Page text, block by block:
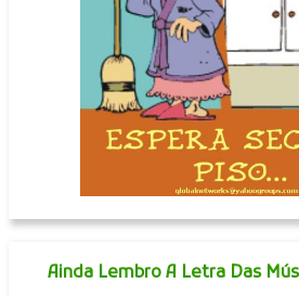
Ainda Lembro A Letra Das